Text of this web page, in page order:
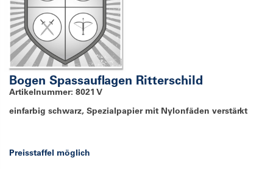
Bogen Spassauflagen Ritterschild
Artikelnummer: 8021 V
einfarbig schwarz, Spezialpapier mit Nylonfäden verstärkt
Preisstaffel möglich